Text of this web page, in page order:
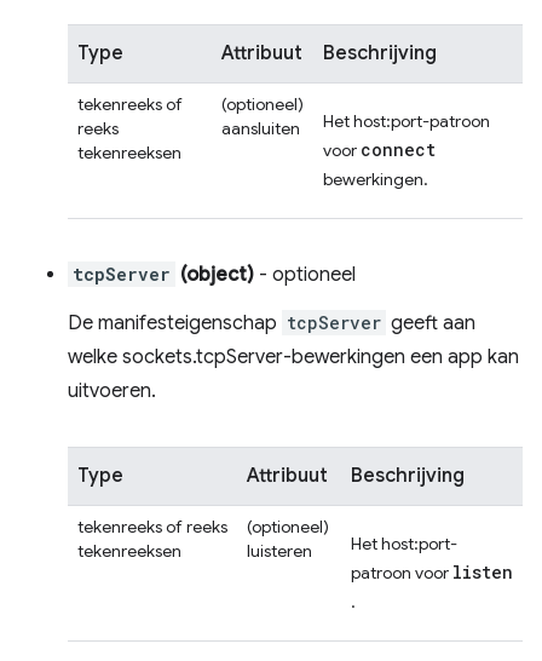
Type Attribuut Beschrijving
tekenreeks of
reeks
tekenreeksen
(optioneel)
aansluiten
Het host:port-patroon
voor connect
bewerkingen.
tcpServer (object) - optioneel
De manifesteigenschap tcpServer geeft aan
welke sockets.tcpServer-bewerkingen een app kan
uitvoeren.
Type Attribuut Beschrijving
tekenreeks of reeks
tekenreeksen
(optioneel)
luisteren
Het host:port-
patroon voor listen
.